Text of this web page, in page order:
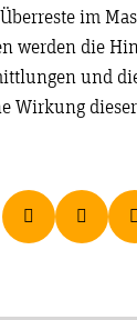
im
werden die
und
Wirkung